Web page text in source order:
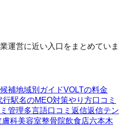
運営に近い入口をまとめていま
補地域別ガイドVOLTの料金
行駅名のMEO対策やり方口コミ
管理多言語口コミ返信返信テン
膚科美容室整骨院飲食店六本木